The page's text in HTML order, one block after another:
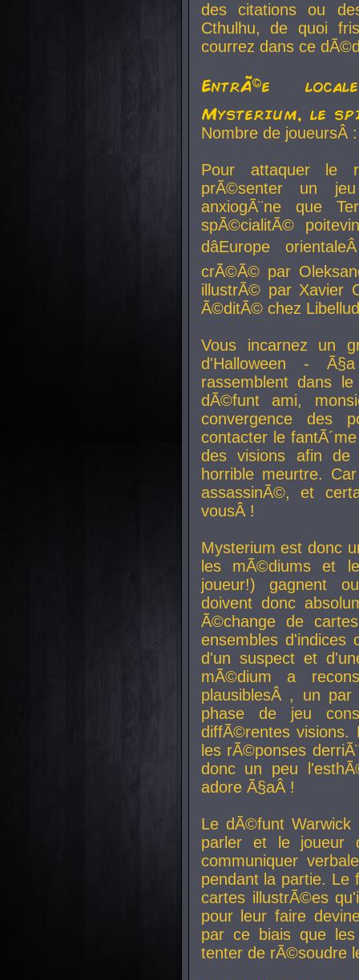
des citations ou
Cthulhu, de quoi
courrez dans ce
EntrÃ©e
Mysterium, le
Nombre de
Pour attaquer le
prÃ©senter un
anxiogÃ¨ne que
spÃ©cialitÃ©
dâEurope
crÃ©Ã© par
illustrÃ© par Xavier
Ã©ditÃ© chez
Vous incarnez un
d'Halloween -
rassemblent dans
dÃ©funt ami,
convergence des
contacter le
des visions afin
horrible meurtre.
assassinÃ©, et
vousÂ !
Mysterium est donc
les mÃ©diums et
joueur!) gagnent
doivent donc
Ã©change de
ensembles d'indices
d'un suspect et
mÃ©dium a
plausiblesÂ , un par
phase de jeu
diffÃ©rentes visions.
les rÃ©ponses
donc un peu
adore Ã§aÂ !
Le dÃ©funt Warwick
parler et le joueur
communiquer
pendant la partie. Le
cartes illustrÃ©es
pour leur faire
par ce biais que
tenter de rÃ©soudre